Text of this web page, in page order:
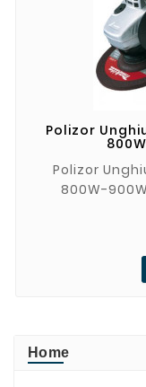
Polizor
Polizor
800W-900W,
compact,
Home